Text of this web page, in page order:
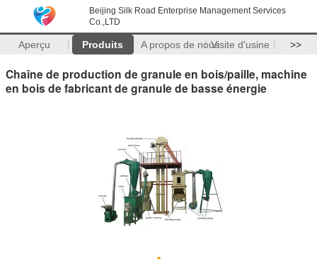
Beijing Silk Road Enterprise Management Services
Co.,LTD
Aperçu Produits A propos de nousVisite d'usine >>
Chaîne de production de granule en bois/paille, machine
en bois de fabricant de granule de basse énergie